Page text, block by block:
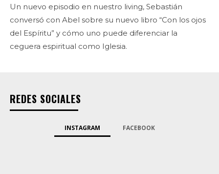
Un nuevo episodio en nuestro living, Sebastián
conversó con Abel sobre su nuevo libro “Con los ojos
del Espíritu” y cómo uno puede diferenciar la
ceguera espiritual como Iglesia.
REDES SOCIALES
INSTAGRAM FACEBOOK